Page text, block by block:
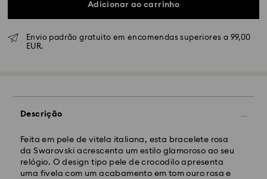
Adicionar ao carrinho
Envio padrão gratuito em encomendas superiores a 99,00
EUR.
Descrição
Feita em pele de vitela italiana, esta bracelete rosa
da Swarovski acrescenta um estilo glamoroso ao seu
relógio. O design tipo pele de crocodilo apresenta
uma fivela com um acabamento em tom ouro rosa e
Envio Normal - GLS ou FedEx
Prazo de envio normal: 4-5 dias úteis após
Açores)
Custo de envio normal: EUR 6,50
Envio normal gratuito para encomendas superiores a:
EUR 99